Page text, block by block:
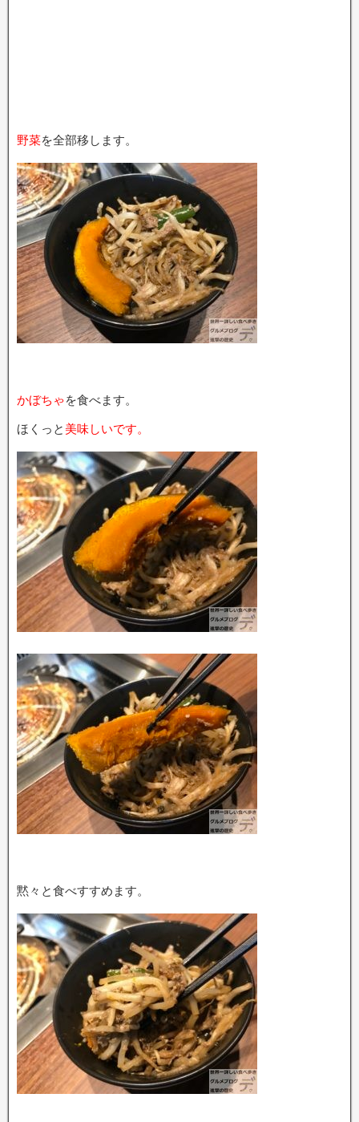
野菜を全部移します。
かぼちゃを食べます。
ほくっと 美味しいです。
黙々と食べすすめます。